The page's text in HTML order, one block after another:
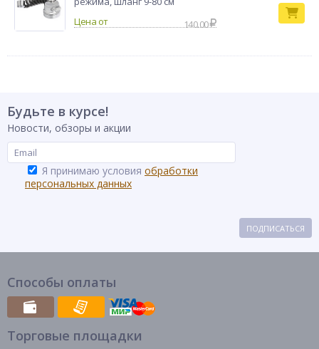
140.00
Будьте в курсе!
Новости, обзоры и акции
Я принимаю условия обработки
персональных данных
ПОДПИСАТЬСЯ
Способы оплаты
Торговые площадки